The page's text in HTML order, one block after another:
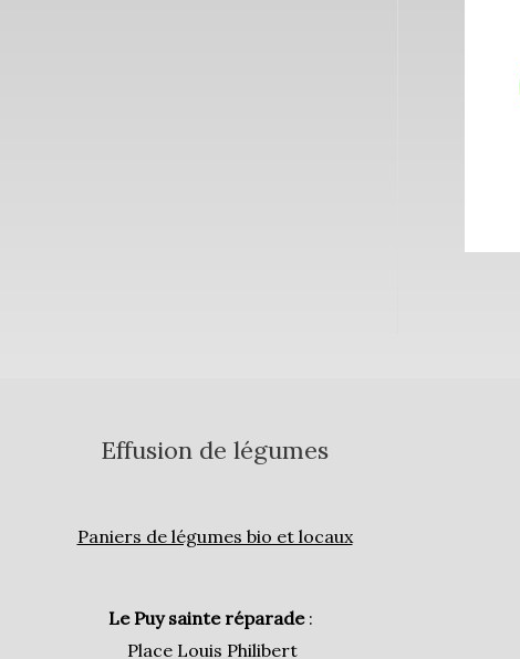
Effusion de légumes
Paniers de légumes bio et locaux
Le Puy sainte réparade:
Place Louis Philibert